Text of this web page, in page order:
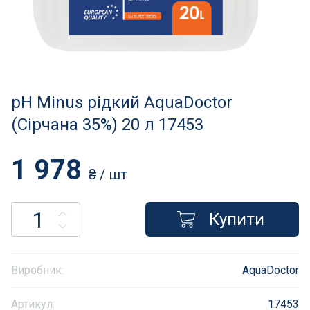
Освітлення басейнів
Атракціони для відпочинку
Засоби порятунку на воді
pH Minus рідкий AquaDoctor
(Сірчана 35%) 20 л 17453
Виробник: AquaDoctor
Артикул: 17453
1 978 ₴ / шт
Купити